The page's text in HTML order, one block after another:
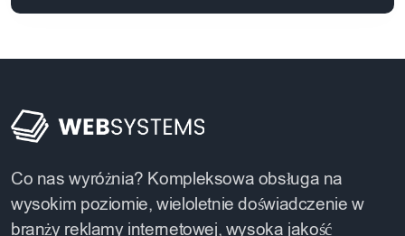
Co nas wyróżnia? Kompleksowa obsługa na
wysokim poziomie, wieloletnie doświadczenie w
branży reklamy internetowej, wysoka jakość